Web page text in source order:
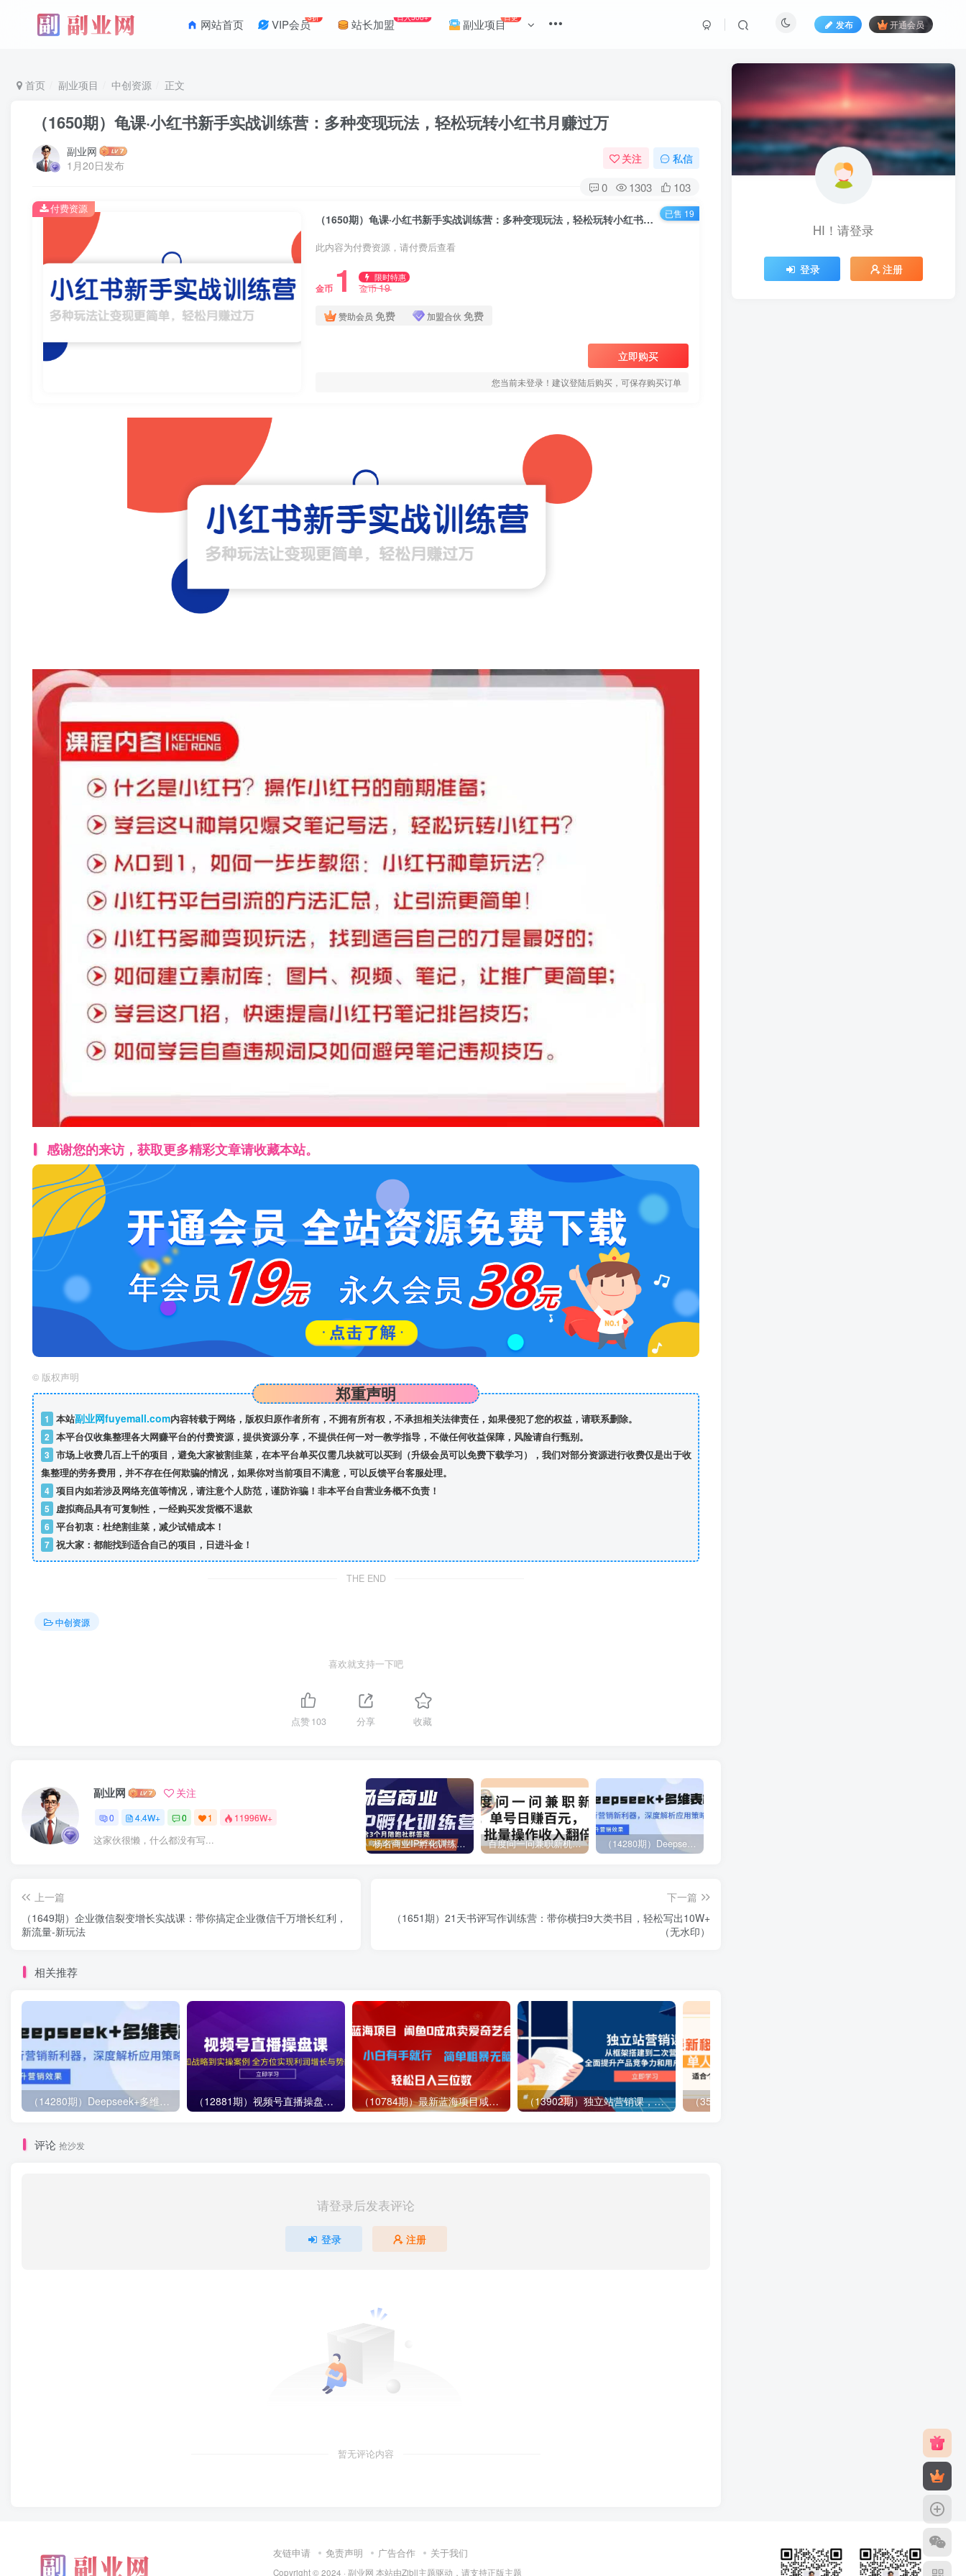
网站首页 VIP会员3折 站长加盟日入500+ 副业项目日更
发布 开通会员
首页 副业项目 中创资源 正文
（1650期）龟课·小红书新手实战训练营：多种变现玩法，轻松玩转小红书月赚过万
副业网
1月20日发布
关注 私信
0 1303 103
（1650期）龟课·小红书新手实战训练营：多种变现玩法，轻松玩转小红书月赚过万
此内容为付费资源，请付费后查看
金币 1 限时特惠
金币19
赞助会员 免费 加盟合伙 免费
立即购买
您当前未登录！建议登陆后购买，可保存购买订单
付费资源 已售 19
感谢您的来访，获取更多精彩文章请收藏本站。
© 版权声明
郑重声明
1 本站副业网fuyemall.com内容转载于网络，版权归原作者所有，不拥有所有权，不承担相关法律责任，如果侵犯了您的权益，请联系删除。
2 本平台仅收集整理各大网赚平台的付费资源，提供资源分享，不提供任何一对一教学指导，不做任何收益保障，风险请自行甄别。
3 市场上收费几百上千的项目，避免大家被割韭菜，在本平台单买仅需几块就可以买到（升级会员可以免费下载学习），我们对部分资源进行收费仅是出于收
集整理的劳务费用，并不存在任何欺骗的情况，如果你对当前项目不满意，可以反馈平台客服处理。
4 项目内如若涉及网络充值等情况，请注意个人防范，谨防诈骗！非本平台自营业务概不负责！
5
虚拟商品具有可复制性，一经购买发货概不退款
6 平台初衷：杜绝割韭菜，减少试错成本！
7 祝大家：都能找到适合自己的项目，日进斗金！
THE END
中创资源
喜欢就支持一下吧
点赞103 分享 收藏
副业网 关注
0 4.4W+ 0 1 11996W+
这家伙很懒，什么都没有写... 杨名商业IP孵化训练营，从商业到内容到转化一站式学 价值5980元 百度问一问兼职新机遇，单号日赚百元，批量操作收入翻倍
上一篇
（1649期）企业微信裂变增长实战课：带你搞定企业微信千万增长红利，
新流量-新玩法
下一篇
（1651期）21天书评写作训练营：带你横扫9大类书目，轻松写出10W+
（无水印）
相关推荐
（14280期）Deepseek+多维表格，银行营销新利器，深度解析应用策略，提升营销效果 （12881期）视频号直播操盘课，从认知战略到实操案例 全方位实现利润增长与势能提升 （10784期）最新蓝海项目咸鱼零成本卖爱奇艺会员小白有手就行 无脑操作轻松日入三位数 （13902期）独立站营销课，从框架搭建到二次营销，全面提升产品竞争力和用户忠诚度
评论 抢沙发
请登录后发表评论
登录 注册
暂无评论内容
HI！请登录
登录 注册
友链申请 免责声明 广告合作 关于我们
Copyright © 2024 · 副业网 本站由Zibll主题驱动，请支持正版主题